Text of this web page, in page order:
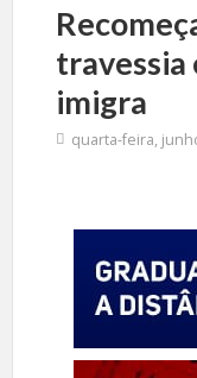
travessia
imigra
quarta-feira,